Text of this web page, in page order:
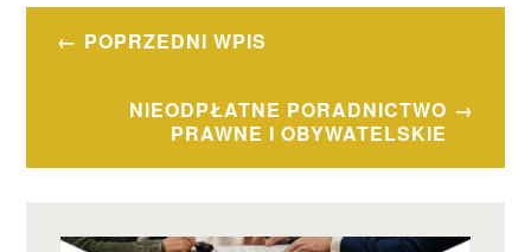
Nawigacja
POPRZEDNI WPIS
NIEODPŁATNE PORADNICTWO
PRAWNE I OBYWATELSKIE